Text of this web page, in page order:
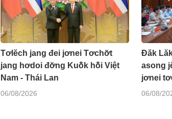
Tơlĕch jang đei jơnei Tơchơ̆t
jang hơdoi đơ̆ng Kuô̆k hô̆i Việt
Nam - Thái Lan
06/08/2026
Đăk
asong
jơnei
06/08/